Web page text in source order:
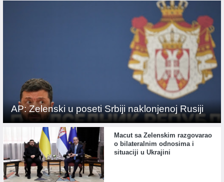
AP: Zelenski u poseti Srbiji naklonjenoj Rusiji
Macut sa Zelenskim razgovarao
o bilateralnim odnosima i
situaciji u Ukrajini